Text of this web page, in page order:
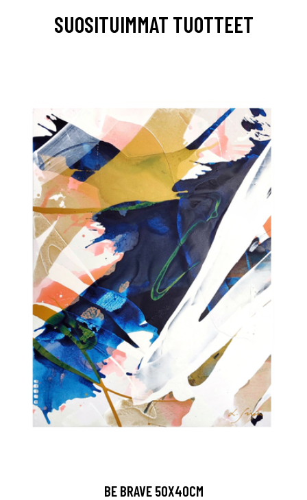
SUOSITUIMMAT TUOTTEET
BE BRAVE 50X40CM